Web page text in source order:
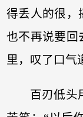
得丢人的很，
也不再说要回
里，叹了口气
百刃低头